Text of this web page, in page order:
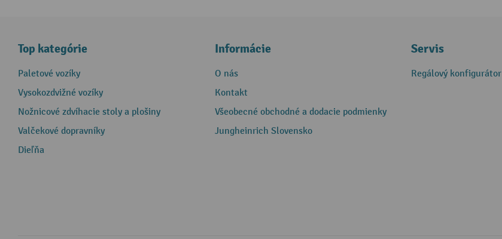
Top kategórie
Paletové vozíky
Vysokozdvižné vozíky
Nožnicové zdvíhacie stoly a plošiny
Valčekové dopravníky
Dieľňa
Informácie
O nás
Kontakt
Všeobecné obchodné a dodacie podmienky
Jungheinrich Slovensko
Servis
Regálový konfigurátor